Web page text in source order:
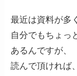
最近は資料が多
自分でもちょっ
あるんですが、
読んで頂ければ